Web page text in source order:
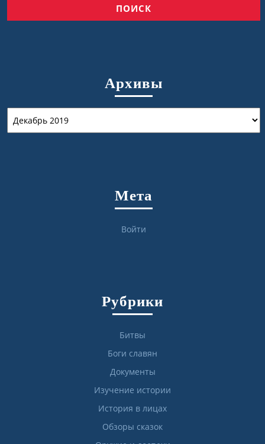
Архивы
Мета
Войти
Рубрики
Битвы
Боги славян
Документы
Изучение истории
История в лицах
Обзоры сказок